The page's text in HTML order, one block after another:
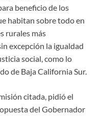
beneficio de los
habitan sobre todo en
rurales más
excepción la igualdad
social, como lo
de Baja California Sur.
citada, pidió el
del Gobernador